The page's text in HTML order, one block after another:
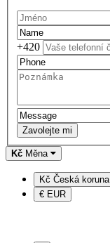
+420
Zavolejte mi
Kč Měna
Kč Česká koruna
€ EUR